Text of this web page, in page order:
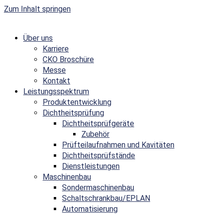
Zum Inhalt springen
Über uns
Karriere
CKO Broschüre
Messe
Kontakt
Leistungsspektrum
Produktentwicklung
Dichtheitsprüfung
Dichtheitsprüfgeräte
Zubehör
Prüfteilaufnahmen und Kavitäten
Dichtheitsprüfstände
Dienstleistungen
Maschinenbau
Sondermaschinenbau
Schaltschrankbau/EPLAN
Automatisierung